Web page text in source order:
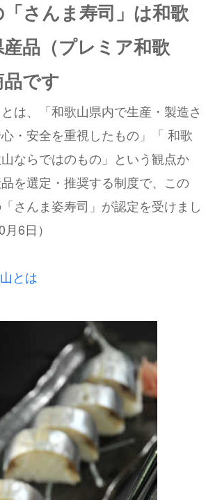
さんま寿司」は和歌
産品（プレミア和歌
品です
は、「和歌山県内で生産・製造さ
・安全を重視したもの」「 和歌
ならではのもの」という観点か
を選定・推奨する制度で、この
さんま姿寿司」が認定を受けまし
6日）
とは